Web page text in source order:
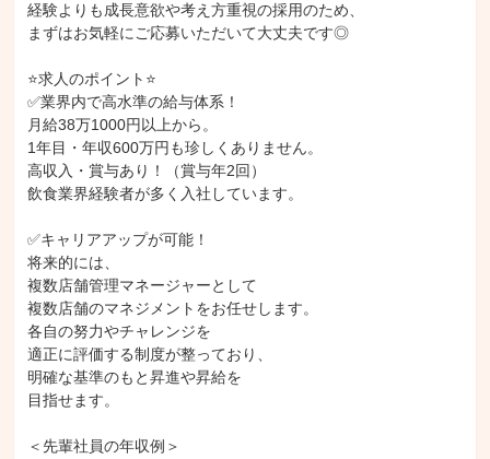
美容師
調理師
食品衛生管理者
調理
在庫管理 クレーム対応
商品/サービス実演デモ
テーブル案内
オーダー取り コース料理配膳
飲み物配膳
テーブル片付け テーブルセッティング
経験よりも成長意欲や考え方重視の採用のため、
まずはお気軽にご応募いただいて大丈夫です◎
⭐求人のポイント⭐
✅業界内で高水準の給与体系！
月給38万1000円以上から。
1年目・年収600万円も珍しくありません。
高収入・賞与あり！（賞与年2回）
飲食業界経験者が多く入社しています。
✅キャリアアップが可能！
将来的には、
複数店舗管理マネージャーとして
複数店舗のマネジメントをお任せします。
各自の努力やチャレンジを
適正に評価する制度が整っており、
明確な基準のもと昇進や昇給を
目指せます。
＜先輩社員の年収例＞